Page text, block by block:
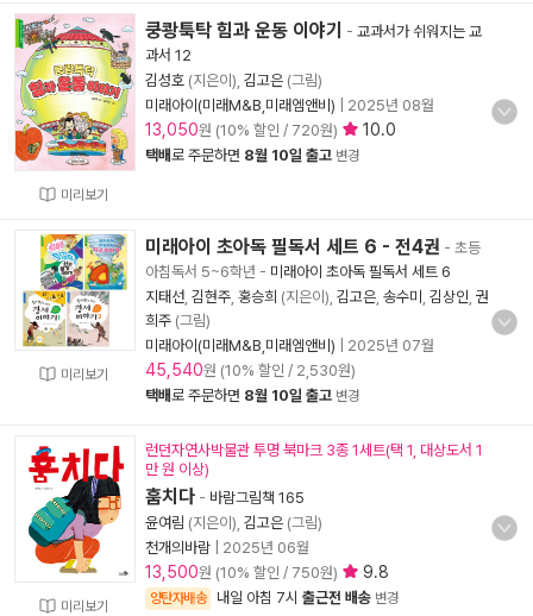
미리보기
쿵쾅툭탁 힘과 운동 이야기 - 교과서가 쉬워지는 교
과서 12
김성호 (지은이), 김고은 (그림)
미래아이(미래M&B,미래엠앤비)
2025년 08월
13,050원 (10% 할인 / 720원) 10.0
택배로 주문하면 8월 10일 출고 변경
미리보기
미래아이 초아독 필독서 세트 6 - 전4권 - 초등
아침독서 5~6학년 - 미래아이 초아독 필독서 세트 6
지태선 김현주 홍승희 (지은이), 김고은 송수미 김상인 권
희주 (그림)
미래아이(미래M&B,미래엠앤비)
2025년 07월
45,540원 (10% 할인 / 2,530원)
택배로 주문하면 8월 10일 출고 변경
미리보기
런던자연사박물관 투명 북마크 3종 1세트(택 1, 대상도서 1
만 원 이상)
훔치다 - 바람그림책 165
윤여림 (지은이), 김고은 (그림)
천개의바람
2025년 06월
13,500원 (10% 할인 / 750원) 9.8
양탄자배송 내일 아침 7시 출근전 배송 변경